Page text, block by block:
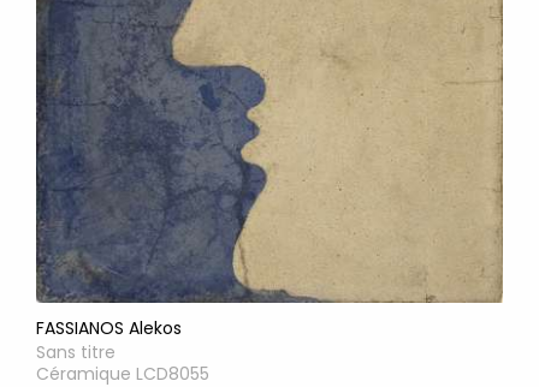
FASSIANOS Alekos
Sans titre
Céramique LCD8055